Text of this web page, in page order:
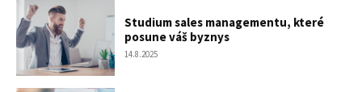
Studium sales managementu, které
posune váš byznys
14.8.2025